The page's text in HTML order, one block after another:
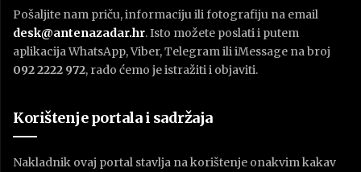
Pošaljite nam priču, informaciju ili fotografiju na email
desk@antenazadar.hr. Isto možete poslati i putem
aplikacija WhatsApp, Viber, Telegram ili iMessage na broj
092 2222 972, rado ćemo je istražiti i objaviti.
Korištenje portala i sadržaja
Nakladnik ovaj portal stavlja na korištenje onakvim kakav